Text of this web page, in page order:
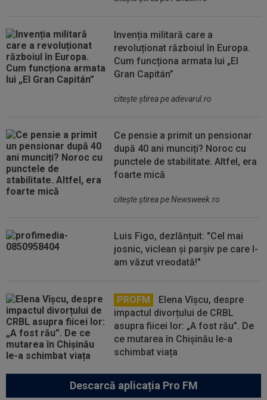
Invenția militară care a
revoluționat războiul în Europa.
Cum funcționa armata lui „El
Gran Capitán”
citeşte ştirea pe adevarul.ro
Ce pensie a primit un pensionar
după 40 ani munciți? Noroc cu
punctele de stabilitate. Altfel, era
foarte mică
citeşte ştirea pe Newsweek.ro
Luis Figo, dezlănțuit: "Cel mai
josnic, viclean și parșiv pe care l-
am văzut vreodată!"
PROFM
Elena Vîșcu, despre
impactul divorțului de CRBL
asupra fiicei lor: „A fost rău”. De
ce mutarea în Chișinău le-a
schimbat viața
Descarcă aplicația Pro FM